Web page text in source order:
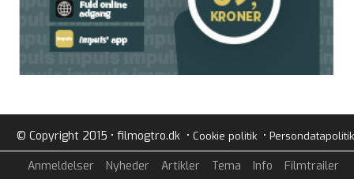
© Copyright 2015 • filmogtro.dk • Cookie politik• Persondatapolitik
Anmeldelser Nyheder Artikler Tema Info Filmtrailer